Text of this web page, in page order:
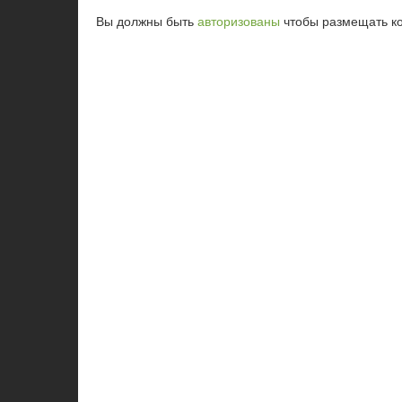
Вы должны быть авторизованы чтобы размещать